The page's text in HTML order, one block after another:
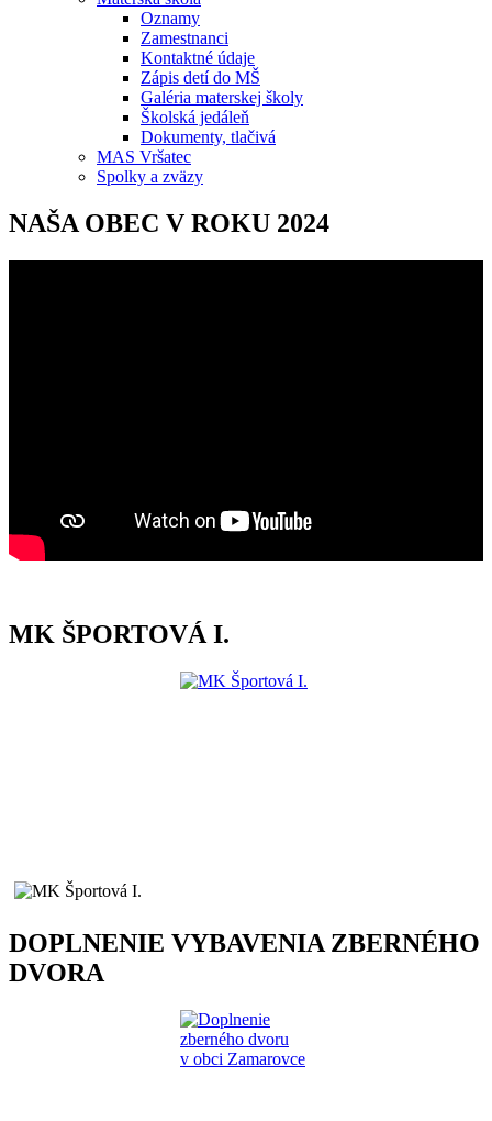
Oznamy
Zamestnanci
Kontaktné údaje
Zápis detí do MŠ
Galéria materskej školy
Školská jedáleň
Dokumenty, tlačivá
MAS Vršatec
Spolky a zväzy
NAŠA OBEC V ROKU 2024
MK ŠPORTOVÁ I.
DOPLNENIE VYBAVENIA ZBERNÉHO
DVORA